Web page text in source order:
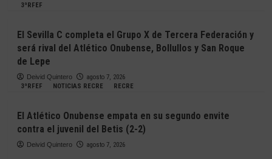
3ªRFEF
El Sevilla C completa el Grupo X de Tercera Federación y
será rival del Atlético Onubense, Bollullos y San Roque
de Lepe
Deivid Quintero
agosto 7, 2026
3ªRFEF
NOTICIAS RECRE RECRE
El Atlético Onubense empata en su segundo envite
contra el juvenil del Betis (2-2)
Deivid Quintero agosto 7, 2026